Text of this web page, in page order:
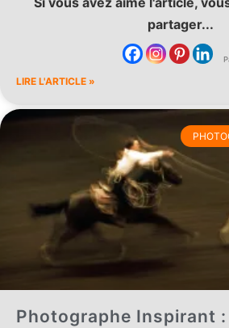
partager...
LIRE L'ARTICLE »
Photographe Inspirant